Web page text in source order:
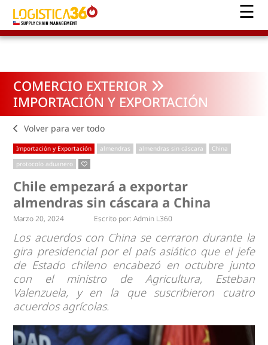
COMERCIO EXTERIOR
IMPORTACIÓN Y EXPORTACIÓN
Volver para ver todo
Importación y Exportación almendras almendras sin cáscara
China
protocolo aduanero
Chile empezará a exportar
almendras sin cáscara a China
Marzo 20, 2024 Escrito por: Admin L360
Los acuerdos con China se cerraron durante la
gira presidencial por el país asiático que el jefe
de Estado chileno encabezó en octubre junto
con el ministro de Agricultura, Esteban
Valenzuela, y en la que suscribieron cuatro
acuerdos agrícolas.